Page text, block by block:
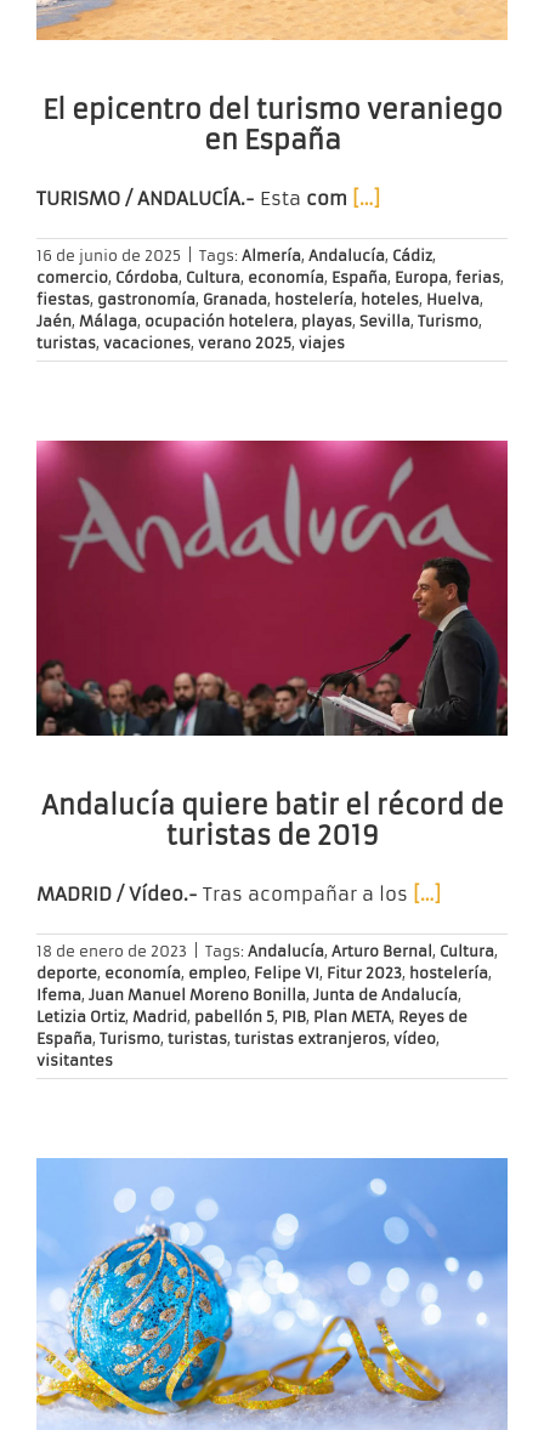
El epicentro del turismo veraniego
en España
TURISMO / ANDALUCÍA.- Esta com […]
16 de junio de 2025 Tags: Almería, Andalucía, Cádiz,
comercio, Córdoba, Cultura, economía, España, Europa, ferias,
fiestas, gastronomía, Granada, hostelería, hoteles, Huelva,
Jaén, Málaga, ocupación hotelera, playas, Sevilla, Turismo,
turistas, vacaciones, verano 2025, viajes
Andalucía quiere batir el récord de
turistas de 2019
MADRID / Vídeo.- Tras acompañar a los […]
18 de enero de 2023 Tags: Andalucía, Arturo Bernal , Cultura,
deporte, economía, empleo, Felipe VI, Fitur 2023, hostelería,
Ifema, Juan Manuel Moreno Bonilla, Junta de Andalucía,
Letizia Ortiz, Madrid, pabellón 5, PIB, Plan META, Reyes de
España, Turismo, turistas, turistas extranjeros, vídeo,
visitantes